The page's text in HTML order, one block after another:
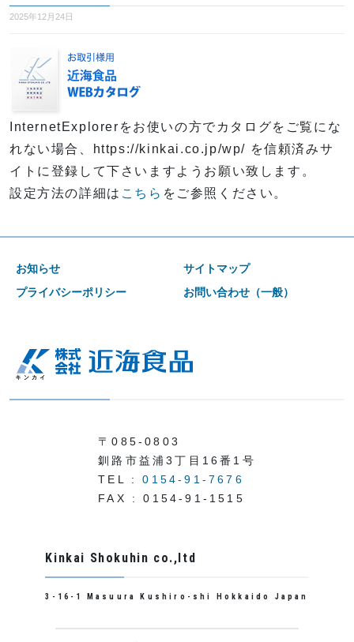
2025年12月24日
InternetExplorerをお使いの方でカタログをご覧にな
れない場合、https://kinkai.co.jp/wp/ を信頼済みサ
イトに登録して下さいますようお願い致します。
設定方法の詳細は こちら をご参照ください。
お知らせ
サイトマップ
プライバシーポリシー
お問い合わせ（一般）
〒085-0803
釧路市益浦3丁目16番1号
TEL :0154-91-7676
FAX : 0154-91-1515
Kinkai Shokuhin co.,ltd
3-16-1 Masuura Kushiro-shi Hokkaido Japan